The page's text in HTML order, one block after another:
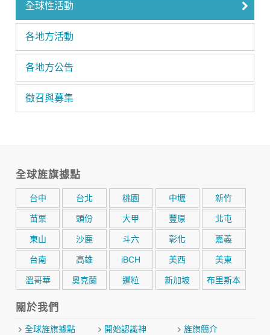
全球性活動
各地方活動
各地方公告
徵召與募集
全球旌旗據點
台中 台北 桃園 中壢 新竹
苗栗 頭份 大甲 豐原 北屯
東山 沙鹿 斗六 彰化 嘉義
台南 高雄 iBCH 美西 美東
溫哥華 奧克蘭 暹粒 新加坡 布里斯本
關於我們
全球旌旗據點 開始認識神
旌旗簡介